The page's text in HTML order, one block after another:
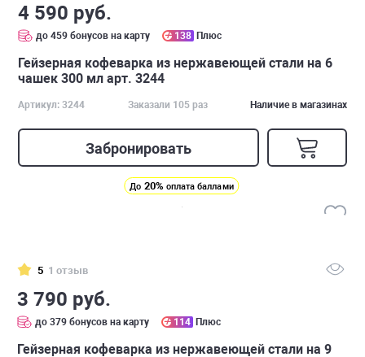
4 590 руб.
до 459 бонусов на карту 138 Плюс
Гейзерная кофеварка из нержавеющей стали на 6
чашек 300 мл арт. 3244
Артикул: 3244 Заказали 105 раз Наличие в магазинах
Забронировать
До 20% оплата баллами
5 1 отзыв
3 790 руб.
до 379 бонусов на карту 114 Плюс
Гейзерная кофеварка из нержавеющей стали на 9